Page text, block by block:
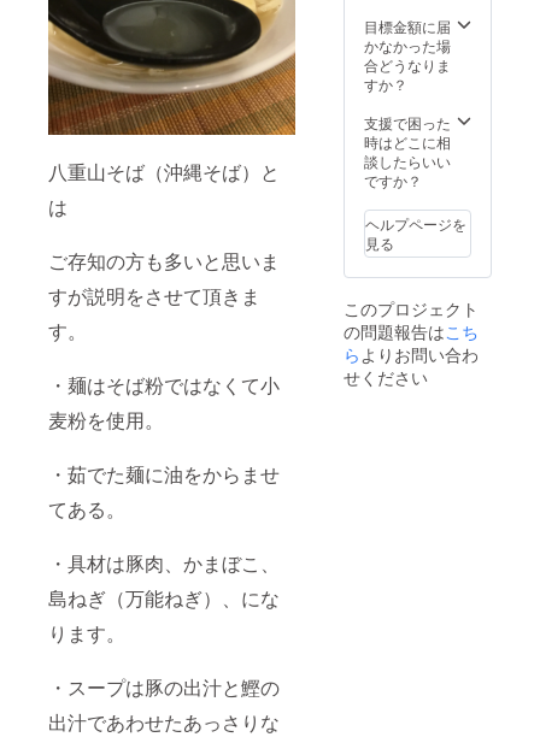
八重山そば（沖縄そば）と
は
ご存知の方も多いと思いま
すが説明をさせて頂きま
す。
・麺はそば粉ではなくて小
麦粉を使用。
・茹でた麺に油をからませ
てある。
・具材は豚肉、かまぼこ、
島ねぎ（万能ねぎ）、にな
ります。
・スープは豚の出汁と鰹の
出汁であわせたあっさりな
望の時
間帯や
日時な
りまし
たら備
考欄に
ご記載
くださ
い」
合に
は、食
品表示
掲載時
点で詳
細の記
載が難
合は以
意書き
をご記
載くだ
さい。
「原材
料及び
添加物
掲載時
点で詳
細の記
合は以
下の注
意書き
をご記
さい。
「原材
料及び
添加物
品表示
はお届
け商品
のラベ
ルに表
※蟹・
海老＝
かまぼ
が蟹や
海老を
食べて
いる
加工食
品の設
定の場
合に
品表示
が必要
です。
掲載時
点で詳
１５０
ｇ．三
枚肉
（レト
３５
ｇ．
かま
本．豚
舌１
枚．
ゴーヤ
保存方
法：冷
凍 ・賞
味期
限：製
目標金額に届
かなかった場
合どうなりま
すか？
支援で困った
時はどこに相
談したらいい
ですか？
ヘルプページを
見る
このプロジェクト
の問題報告はこち
らよりお問い合わ
せください